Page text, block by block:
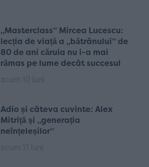
„Masterclass” Mircea Lucescu:
lecția de viață a „bătrânului” de
80 de ani căruia nu i-a mai
rămas pe lume decât succesul
Adio și câteva cuvinte: Alex
Mitriță și „generația
neînțeleșilor”